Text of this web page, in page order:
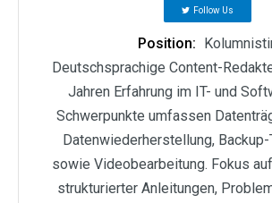
Follow Us
Position:
Deutschsprachige Content-
Jahren Erfahrung im IT- und
Schwerpunkte umfassen
Datenwiederherstellung,
sowie Videobearbeitung. Fokus
strukturierter Anleitungen,